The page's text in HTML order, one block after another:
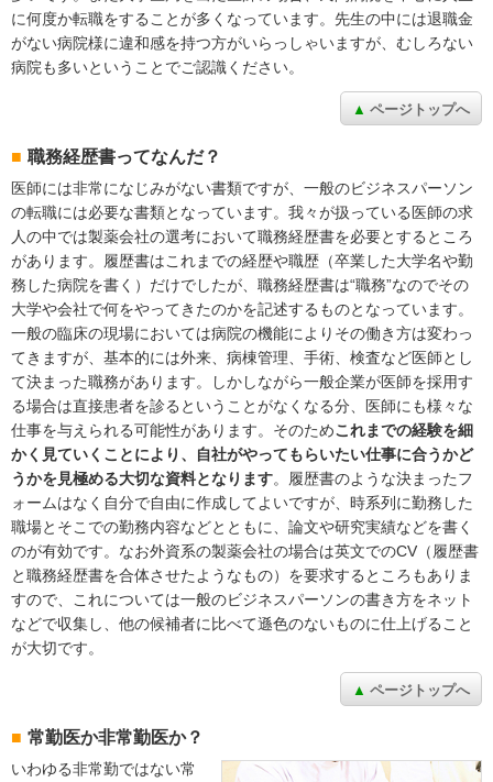
に何度か転職をすることが多くなっています。先生の中には退職金
がない病院様に違和感を持つ方がいらっしゃいますが、むしろない
病院も多いということでご認識ください。
ページトップへ
職務経歴書ってなんだ？
医師には非常になじみがない書類ですが、一般のビジネスパーソン
の転職には必要な書類となっています。我々が扱っている医師の求
人の中では製薬会社の選考において職務経歴書を必要とするところ
があります。履歴書はこれまでの経歴や職歴（卒業した大学名や勤
務した病院を書く）だけでしたが、職務経歴書は“職務”なのでその
大学や会社で何をやってきたのかを記述するものとなっています。
一般の臨床の現場においては病院の機能によりその働き方は変わっ
てきますが、基本的には外来、病棟管理、手術、検査など医師とし
て決まった職務があります。しかしながら一般企業が医師を採用す
る場合は直接患者を診るということがなくなる分、医師にも様々な
仕事を与えられる可能性があります。そのためこれまでの経験を細
かく見ていくことにより、自社がやってもらいたい仕事に合うかど
うかを見極める大切な資料となります。履歴書のような決まったフ
ォームはなく自分で自由に作成してよいですが、時系列に勤務した
職場とそこでの勤務内容などとともに、論文や研究実績などを書く
のが有効です。なお外資系の製薬会社の場合は英文でのCV（履歴書
と職務経歴書を合体させたようなもの）を要求するところもありま
すので、これについては一般のビジネスパーソンの書き方をネット
などで収集し、他の候補者に比べて遜色のないものに仕上げること
が大切です。
ページトップへ
常勤医か非常勤医か？
いわゆる非常勤ではない常